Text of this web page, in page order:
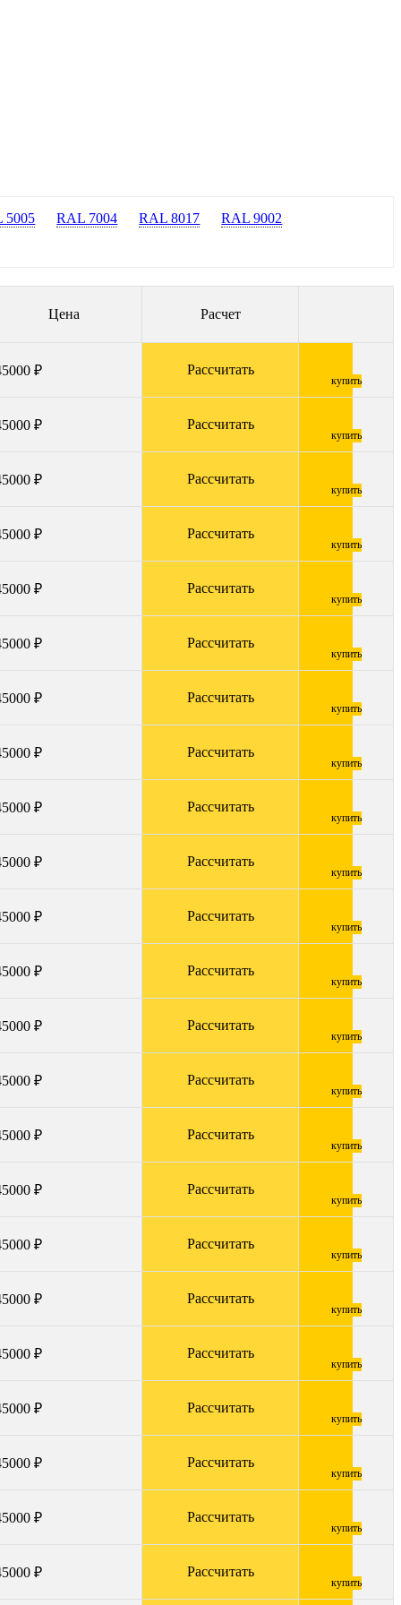
5005 RAL 7004 RAL 8017 RAL 9002
Цена Расчет
₽ Рассчитать
купить
₽ Рассчитать
купить
₽ Рассчитать
купить
₽ Рассчитать
купить
₽ Рассчитать
купить
₽ Рассчитать
купить
₽ Рассчитать
купить
₽ Рассчитать
купить
₽ Рассчитать
купить
₽ Рассчитать
купить
₽ Рассчитать
купить
₽ Рассчитать
купить
₽ Рассчитать
купить
₽ Рассчитать
купить
₽ Рассчитать
купить
₽ Рассчитать
купить
₽ Рассчитать
купить
₽ Рассчитать
купить
₽ Рассчитать
купить
₽ Рассчитать
купить
₽ Рассчитать
купить
₽ Рассчитать
купить
₽ Рассчитать
купить